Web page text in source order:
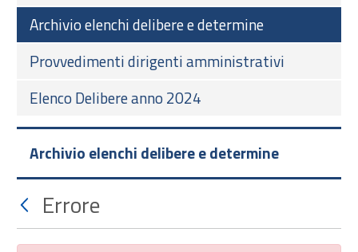
Archivio elenchi delibere e determine
Provvedimenti dirigenti amministrativi
Elenco Delibere anno 2024
Archivio elenchi delibere e determine
Errore